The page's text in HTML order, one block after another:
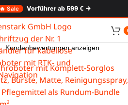
🔥 Sale Vorführer ab 599 € →
Kundenbewertungen anzeigen